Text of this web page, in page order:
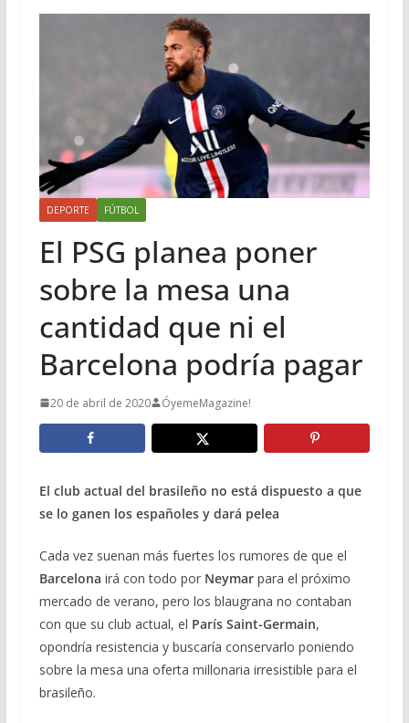
DEPORTE FÚTBOL
El PSG planea poner
sobre la mesa una
cantidad que ni el
Barcelona podría pagar
20 de abril de 2020 ÓyemeMagazine!
El club actual del brasileño no está dispuesto a que
se lo ganen los españoles y dará pelea
Cada vez suenan más fuertes los rumores de que el
Barcelona irá con todo por Neymarpara el próximo
mercado de verano, pero los blaugrana no contaban
con que su club actual, el París Saint-Germain,
opondría resistencia y buscaría conservarlo poniendo
sobre la mesa una oferta millonaria irresistible para el
brasileño.